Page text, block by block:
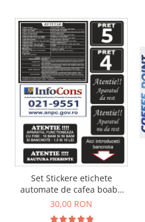
Set Stickere etichete
automate de cafea boabe
vending
30,00 RON